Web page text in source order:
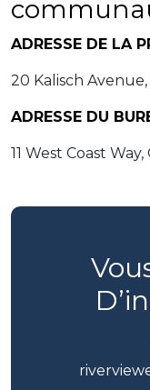
ADRESSE DE LA
20 Kalisch
ADRESSE DU
11 West Coast